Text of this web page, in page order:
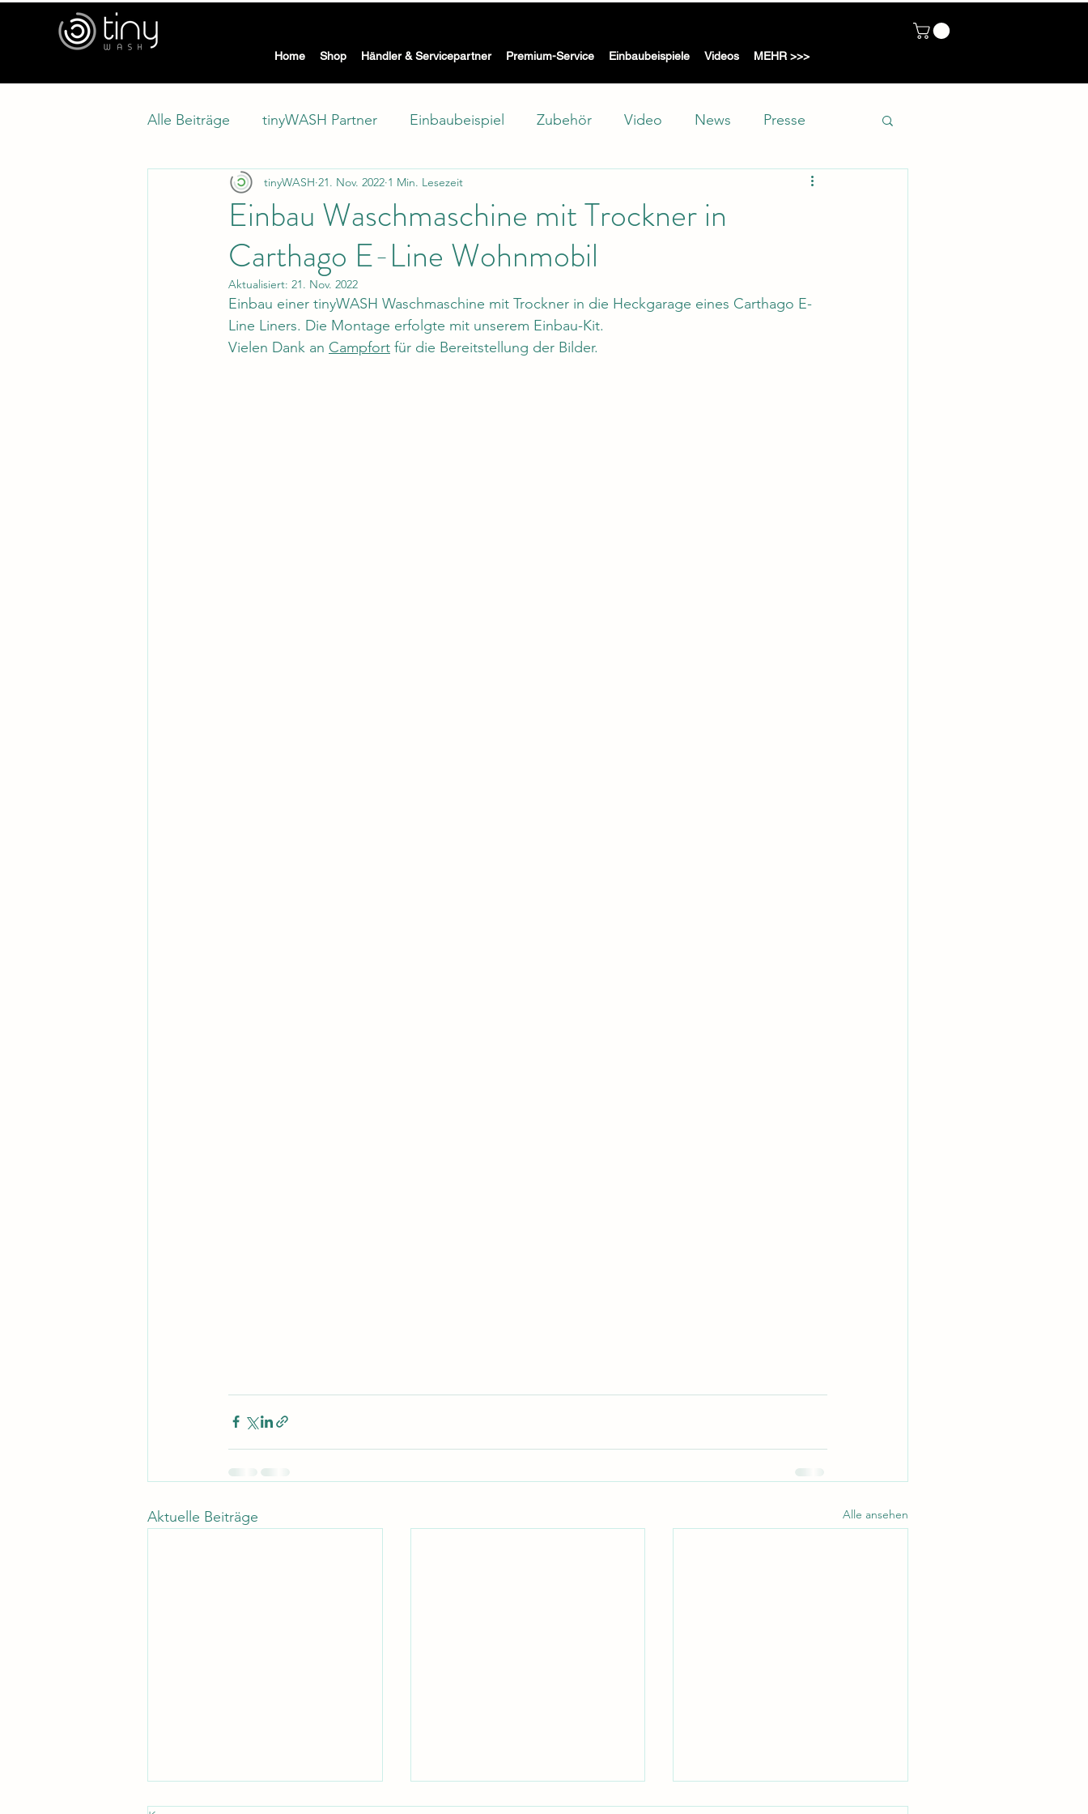
Home Shop Händler & Servicepartner Premium-Service Einbaubeispiele Videos MEHR >>>
Alle Beiträge tinyWASH Partner Einbaubeispiel Zubehör Video News Presse
Modellwechsel Klimaschutz Showroom
Einbau Waschmaschine mit Trockner in
Carthago E-Line Wohnmobil
tinyWASH 21. Nov. 2022 1 Min. Lesezeit
Aktualisiert: 21. Nov. 2022
Einbau einer tinyWASH Waschmaschine mit Trockner in die Heckgarage eines Carthago E-
Line Liners. Die Montage erfolgte mit unserem Einbau-Kit.
Vielen Dank an Campfort für die Bereitstellung der Bilder.
Aktuelle Beiträge Alle ansehen